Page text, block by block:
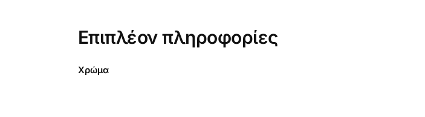
Επιπλέον πληροφορίες
Χρώμα